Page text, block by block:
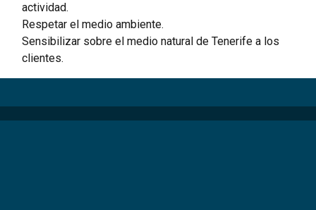
actividad.
Respetar el medio ambiente.
Sensibilizar sobre el medio natural de Tenerife a los
clientes.